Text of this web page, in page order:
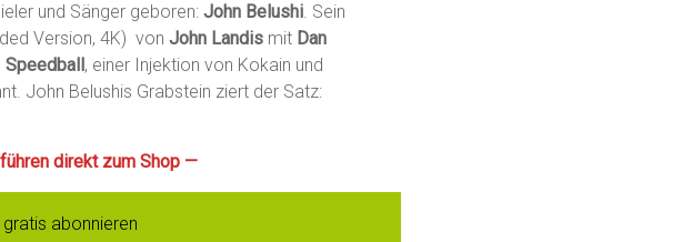
und Sänger geboren: John Belushi. Sein
Version, 4K) von John Landis mit Dan
Speedball , einer Injektion von Kokain und
John Belushis Grabstein ziert der Satz:
direkt zum Shop —
gratis abonnieren